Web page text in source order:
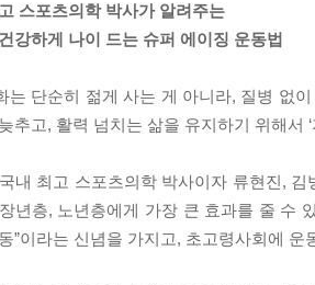
스포츠의학 박사가 알려주는
강하게 나이 드는 슈퍼 에이징 운동법
는 단순히 젊게 사는 게 아니라, 질병 없
추고, 활력 넘치는 삶을 유지하기 위해서
내 최고 스포츠의학 박사이자 류현진,
년층, 노년층에게 가장 큰 효과를 줄 수
”이라는 신념을 가지고, 초고령사회에